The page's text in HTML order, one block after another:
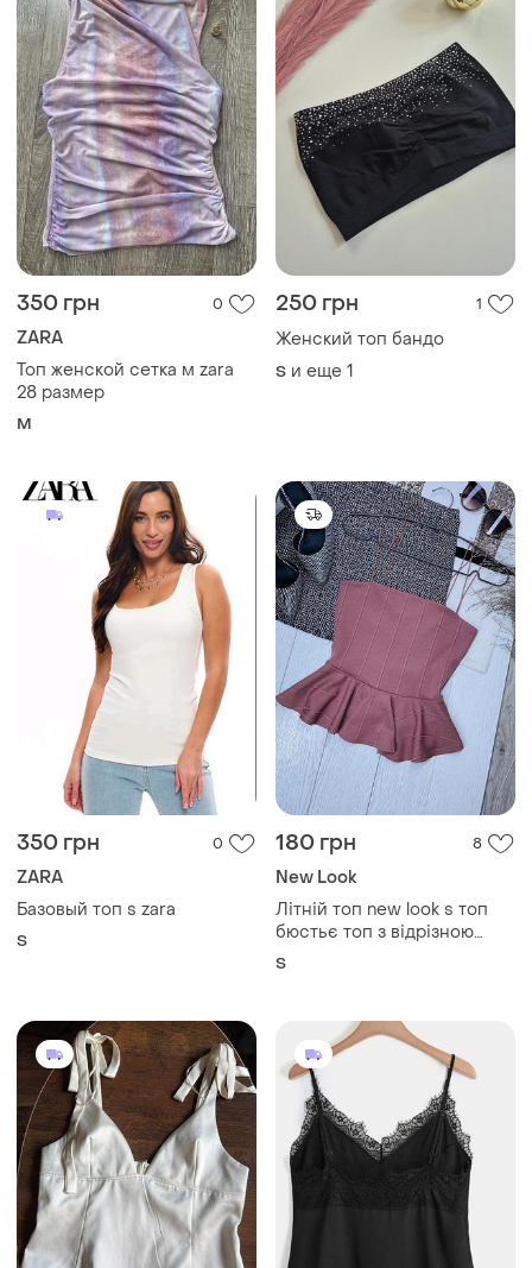
350 грн 0
ZARA
Топ женской сетка м zara
28 размер
M
250 грн 1
Женский топ бандо
S и еще 1
350 грн 0
ZARA
Базовый топ s zara
S
180 грн 8
New Look
Літній топ new look s топ
бюстьє топ з відрізною
талією на тонких бретелях
S